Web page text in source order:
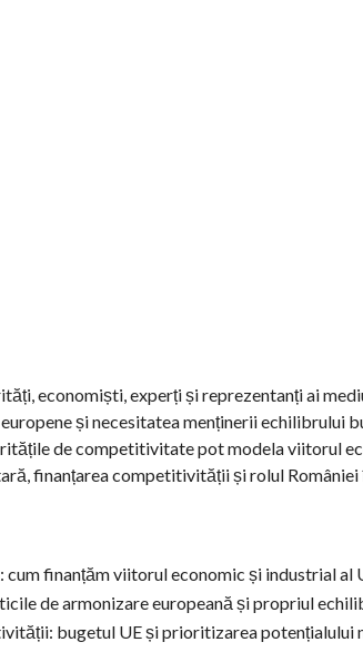
economiști, experți și reprezentanți ai
și necesitatea menținerii echilibrului
de competitivitate pot modela viitorul
finanțarea competitivității și rolul
finanțăm viitorul economic și industrial al
de armonizare europeană și propriul
bugetul UE și prioritizarea potențialului